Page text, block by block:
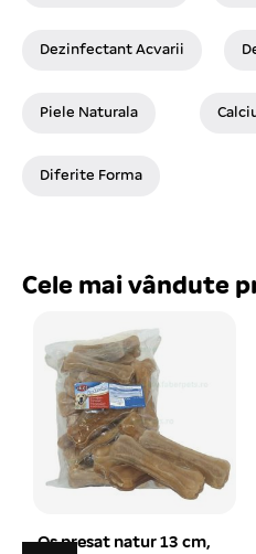
Dezinfectant Acvarii
Piele Naturala
Diferite Forma
Cele mai vândute
Tablete Herba-Treat